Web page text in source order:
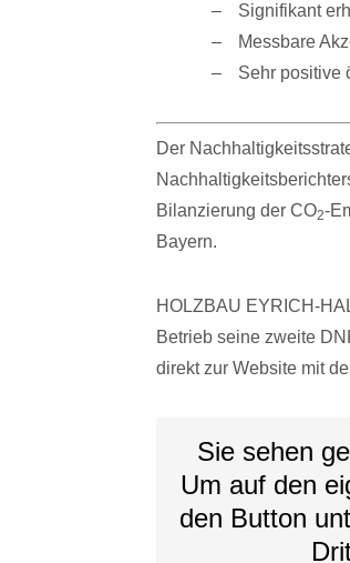
Signifikant
Messbare
Sehr positive
Der
Bilanzierung der CO2-
Bayern.
HOLZBAU EYRICH-
Betrieb seine zweite
direkt zur Website mit
Sie sehen
Um auf den
den Button